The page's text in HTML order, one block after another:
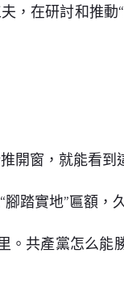
，在研討和推
開窗，就能看到
踏實地”匾額，
共產黨怎么